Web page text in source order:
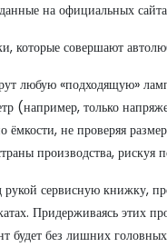
на официальных
которые совершают
любую «подходящую»
(например, только
ёмкости, не проверяя
производства, рискуя
сервисную книжку,
Придерживаясь этих
будет без лишних